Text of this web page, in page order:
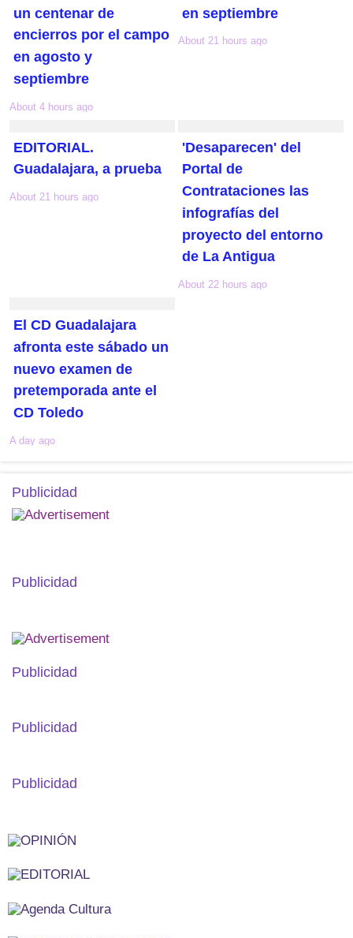
un centenar de
encierros por el campo
en agosto y
septiembre
About 4 hours ago
en septiembre
About 21 hours ago
EDITORIAL.
Guadalajara, a prueba
About 21 hours ago
'Desaparecen' del
Portal de
Contrataciones las
infografías del
proyecto del entorno
de La Antigua
About 22 hours ago
El CD Guadalajara
afronta este sábado un
nuevo examen de
pretemporada ante el
CD Toledo
A day ago
Publicidad
Publicidad
Publicidad
Publicidad
Publicidad